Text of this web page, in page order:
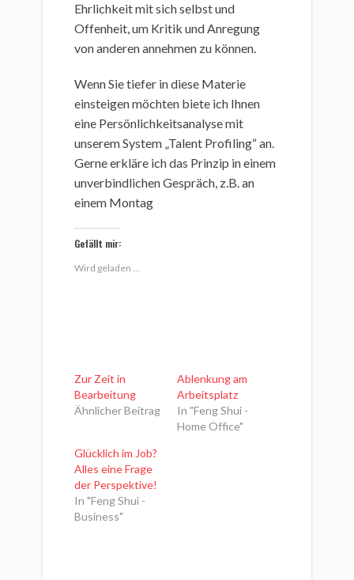
Ehrlichkeit mit sich selbst und
Offenheit, um Kritik und Anregung
von anderen annehmen zu können.
Wenn Sie tiefer in diese Materie
einsteigen möchten biete ich Ihnen
eine Persönlichkeitsanalyse mit
unserem System „Talent Profiling“ an.
Gerne erkläre ich das Prinzip in einem
unverbindlichen Gespräch, z.B. an
einem Montag
Gefällt mir:
Wird geladen …
Zur Zeit in
Bearbeitung
Ähnlicher Beitrag
Ablenkung am
Arbeitsplatz
In "Feng Shui -
Home Office"
Glücklich im Job?
Alles eine Frage
der Perspektive!
In "Feng Shui -
Business"